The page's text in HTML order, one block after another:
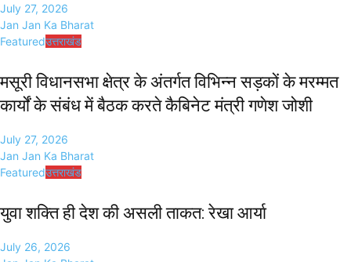
July 27, 2026
Jan Jan Ka Bharat
Featuredउत्तराखंड
मसूरी विधानसभा क्षेत्र के अंतर्गत विभिन्न सड़कों के मरम्मत
कार्यों के संबंध में बैठक करते कैबिनेट मंत्री गणेश जोशी
July 27, 2026
Jan Jan Ka Bharat
Featuredउत्तराखंड
युवा शक्ति ही देश की असली ताकत: रेखा आर्या
July 26, 2026